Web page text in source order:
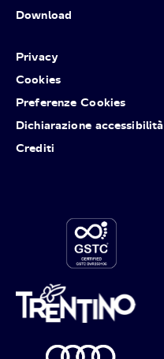
Download
Privacy
Cookies
Preferenze Cookies
Dichiarazione accessibilità
Crediti